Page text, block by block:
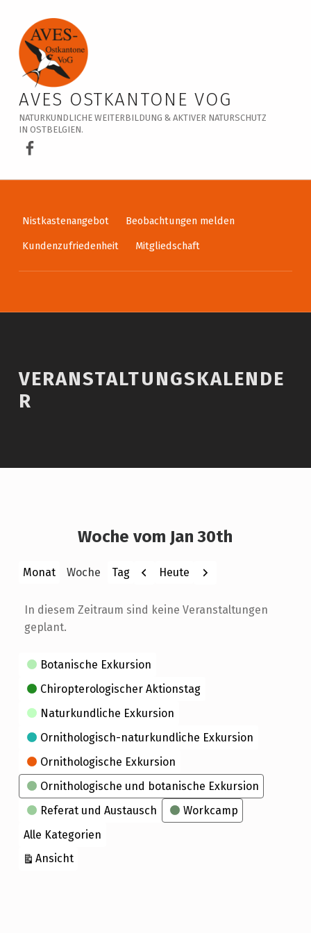
Veranstaltungskalender – AVES Ostkantone VoG
AVES OSTKANTONE VOG
NATURKUNDLICHE WEITERBILDUNG & AKTIVER NATURSCHUTZ
IN OSTBELGIEN.
AVES Ostkantone bei Facebook
Nistkastenangebot
Beobachtungen melden
Kundenzufriedenheit
Mitgliedschaft
VERANSTALTUNGSKALENDE
R
Woche vom Jan 30th
Monat Woche Tag Zurück
Heute Weiter
In diesem Zeitraum sind keine Veranstaltungen
geplant.
Kategorien
Botanische Exkursion
Chiropterologischer Aktionstag
Naturkundliche Exkursion
Ornithologisch-naturkundliche Exkursion
Ornithologische Exkursion
Ornithologische und botanische Exkursion
Referat und Austausch
Workcamp
Alle Kategorien
Ansichtausdrucken